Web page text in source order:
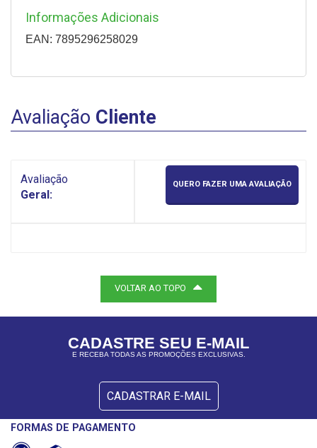
Informações Adicionais
EAN: 7895296258029
Avaliação Cliente
Avaliação
Geral:
QUERO FAZER UMA AVALIAÇÃO
VOLTAR AO TOPO
CADASTRE SEU E-MAIL
E RECEBA TODAS AS PROMOÇÕES EXCLUSIVAS.
CADASTRAR E-MAIL
FORMAS DE PAGAMENTO